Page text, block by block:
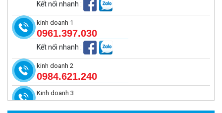
Kết nối nhanh :
kinh doanh 1
0961.397.030
Kết nối nhanh :
kinh doanh 2
0984.621.240
Kinh doanh 3
Camera tích hợp đầu báo nhiệt 2MP Hikfire HF-VH 223